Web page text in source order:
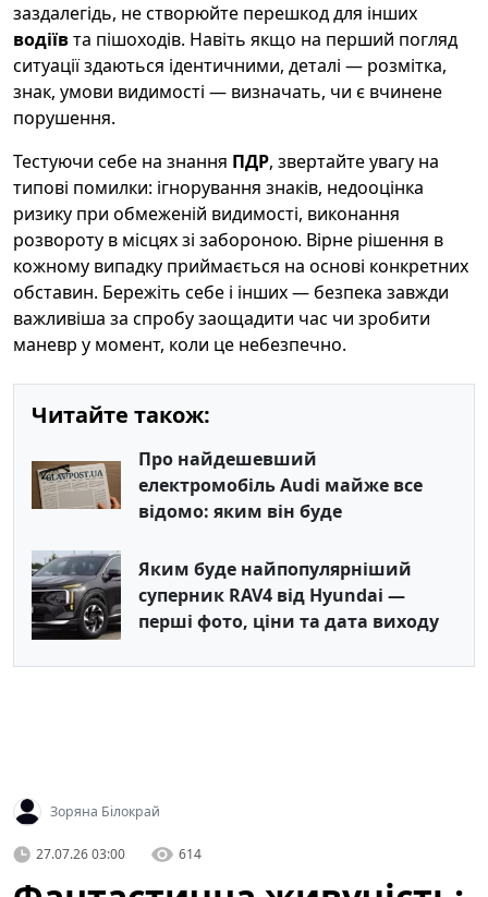
заздалегідь, не створюйте перешкод для інших
водіївта пішоходів. Навіть якщо на перший погляд
ситуації здаються ідентичними, деталі — розмітка,
знак, умови видимості — визначать, чи є вчинене
порушення.
Тестуючи себе на знання ПДР, звертайте увагу на
типові помилки: ігнорування знаків, недооцінка
ризику при обмеженій видимості, виконання
розвороту в місцях зі забороною. Вірне рішення в
кожному випадку приймається на основі конкретних
обставин. Бережіть себе і інших — безпека завжди
важливіша за спробу заощадити час чи зробити
маневр у момент, коли це небезпечно.
Читайте також:
Про найдешевший
електромобіль Audi майже все
відомо: яким він буде
Яким буде найпопулярніший
суперник RAV4 від Hyundai —
перші фото, ціни та дата виходу
Зоряна Білокрай
27.07.26 03:00 614